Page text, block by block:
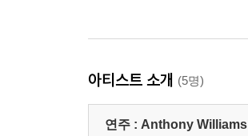
아티스트 소개 (5명)
연주 : Anthony Williams